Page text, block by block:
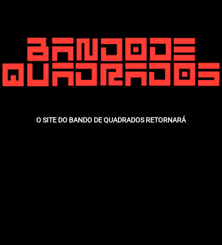
O SITE DO BANDO DE QUADRADOS RETORNARÁ